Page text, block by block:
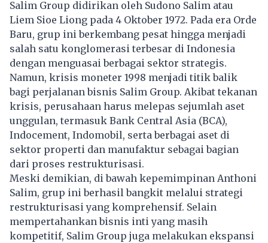
Salim Group didirikan oleh Sudono Salim atau
Liem Sioe Liong pada 4 Oktober 1972. Pada era Orde
Baru, grup ini berkembang pesat hingga menjadi
salah satu konglomerasi terbesar di Indonesia
dengan menguasai berbagai sektor strategis.
Namun, krisis moneter 1998 menjadi titik balik
bagi perjalanan bisnis Salim Group. Akibat tekanan
krisis, perusahaan harus melepas sejumlah aset
unggulan, termasuk Bank Central Asia (BCA),
Indocement, Indomobil, serta berbagai aset di
sektor properti dan manufaktur sebagai bagian
dari proses restrukturisasi.
Meski demikian, di bawah kepemimpinan Anthoni
Salim, grup ini berhasil bangkit melalui strategi
restrukturisasi yang komprehensif. Selain
mempertahankan bisnis inti yang masih
kompetitif, Salim Group juga melakukan ekspansi